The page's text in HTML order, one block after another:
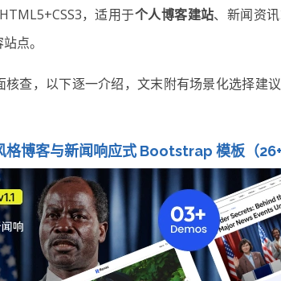
，适用于个人博客建站、新闻资
点。
查，以下逐一介绍，文末附有场景化选择建
博客与新闻响应式 Bootstrap 模板（26+